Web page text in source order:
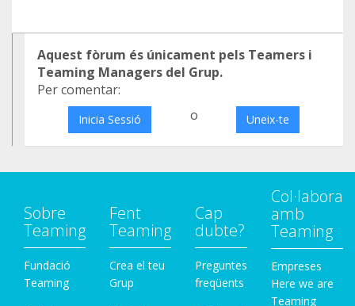
Aquest fòrum és únicament pels Teamers i
Teaming Managers del Grup.
Per comentar:
Inicia Sessió o Uneix-te
Sobre
Teaming
Fundació
Teaming
Fent
Teaming
Crea el teu
Grup
Cap
dubte?
Preguntes
freqüents
Col·labora
amb
Teaming
Empreses
Here we are
Teaming